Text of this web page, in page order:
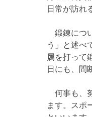
日常が訪れ
鍛錬につ
う」と述べ
属を打って
日にも、間
何事も、
ます。スポ